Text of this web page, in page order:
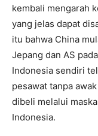
kembali mengarah
yang jelas dapat
itu bahwa China
Jepang dan AS
Indonesia sendiri
pesawat tanpa
dibeli melalui
Indonesia.